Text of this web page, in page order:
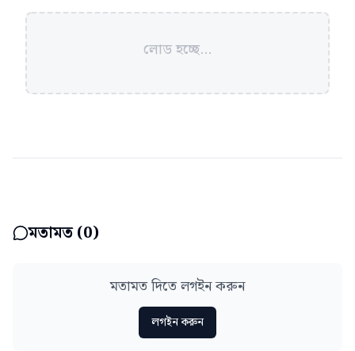
লোড হচ্ছে...
মতামত (0)
মতামত দিতে লগইন করুন
লগইন করুন